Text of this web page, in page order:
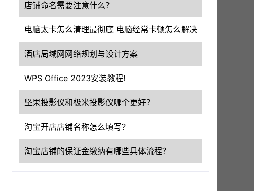
店铺命名需要注意什么？
电脑太卡怎么清理最彻底 电脑经常卡顿怎么解决
酒店局域网网络规划与设计方案
WPS Office 2023安装教程!
坚果投影仪和极米投影仪哪个更好？
淘宝开店店铺名称怎么填写？
淘宝店铺的保证金缴纳有哪些具体流程？